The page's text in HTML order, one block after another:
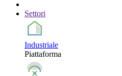
Settori
Industriale
Piattaforma